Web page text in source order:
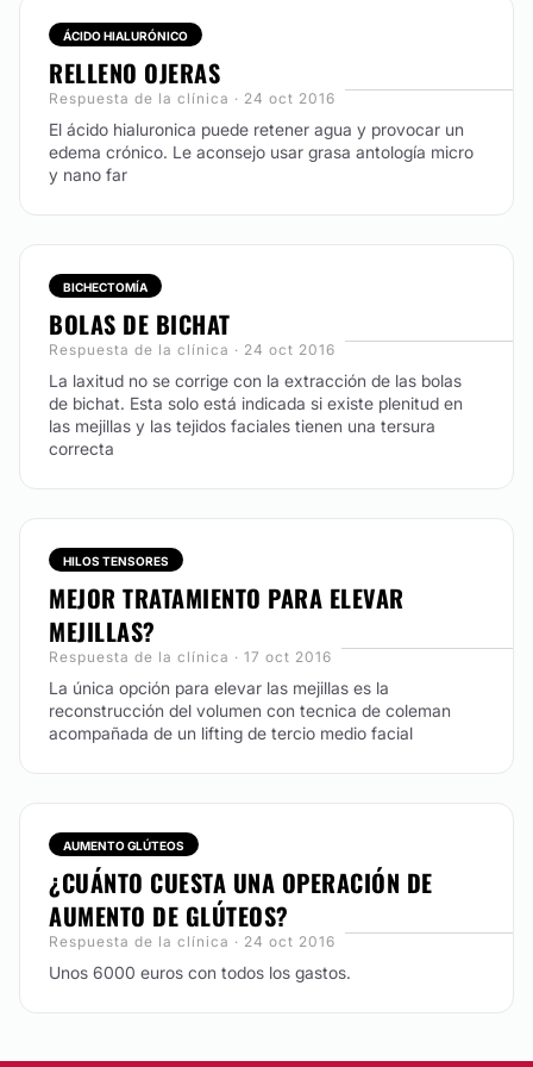
CONTACTAR
ABDOMINOPLASTIA
CONTACTAR
REDUCCIÓN SENOS
A veces tener el pecho grande no es ninguna ventaja.
La incomodidad de no poder vestir bien, el no poder
CONTACTAR
LIFTING
Tratamos el rostro de forma natural con resultados
efectivos pero no antinaturales. Utilizamos grasa del
AUMENTO MENTÓN
remodelación ósea, que son las más efectivas, las
ÁCIDO HIALURÓNICO
RELLENO OJERAS
Respuesta de la clínica · 24 oct 2016
El ácido hialuronica puede retener agua y provocar un
edema crónico. Le aconsejo usar grasa antología micro
y nano far
BICHECTOMÍA
BOLAS DE BICHAT
Respuesta de la clínica · 24 oct 2016
La laxitud no se corrige con la extracción de las bolas
de bichat. Esta solo está indicada si existe plenitud en
las mejillas y las tejidos faciales tienen una tersura
correcta
HILOS TENSORES
MEJOR TRATAMIENTO PARA ELEVAR
MEJILLAS?
Respuesta de la clínica · 17 oct 2016
La única opción para elevar las mejillas es la
reconstrucción del volumen con tecnica de coleman
acompañada de un lifting de tercio medio facial
AUMENTO GLÚTEOS
¿CUÁNTO CUESTA UNA OPERACIÓN DE
AUMENTO DE GLÚTEOS?
Respuesta de la clínica · 24 oct 2016
Unos 6000 euros con todos los gastos.